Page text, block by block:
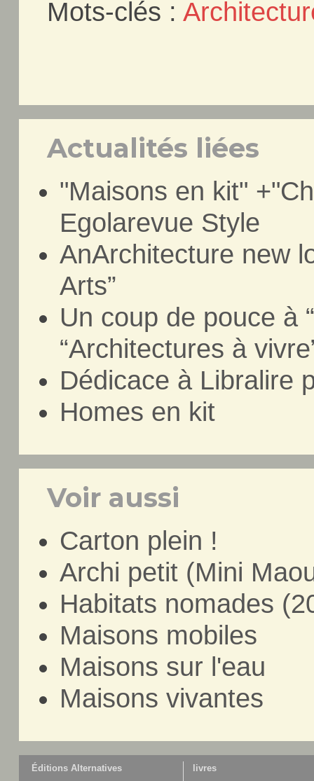
Mots-clés :
Actualités liées
"Maisons en kit"
Egolarevue Style
AnArchitecture new
Arts”
Un coup de pouce à
“Architectures à
Dédicace à Libralire
Homes en kit
Voir aussi
Carton plein !
Archi petit (Mini
Habitats nomades
Maisons mobiles
Maisons sur l'eau
Maisons vivantes
Éditions Alternatives livres